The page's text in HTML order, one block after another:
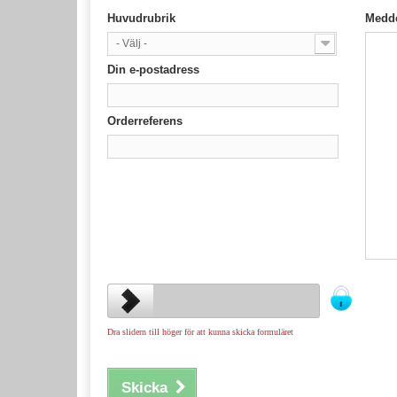
Huvudrubrik
- Välj -
Din e-postadress
Orderreferens
Dra slidern till höger för att kunna skicka formuläret
Skicka